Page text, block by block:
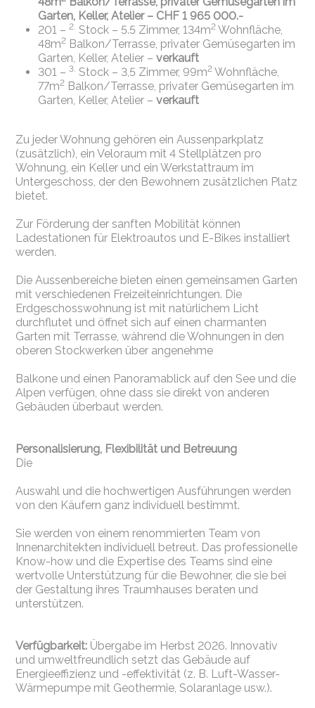
Garten, Keller, Atelier – CHF 1 965 000.-
201 –2. Stock – 5.5 Zimmer, 134m2 Wohnfläche,
48m2 Balkon/Terrasse, privater Gemüsegarten im
Garten, Keller, Atelier –verkauft
301 –3. Stock – 3,5 Zimmer, 99m2 Wohnfläche,
77m2 Balkon/Terrasse, privater Gemüsegarten im
Garten, Keller, Atelier –verkauft
Zu jeder Wohnung gehören ein Aussenparkplatz
(zusätzlich), ein Veloraum mit 4 Stellplätzen pro
Wohnung, ein Keller und ein Werkstattraum im
Untergeschoss, der den Bewohnern zusätzlichen Platz
bietet.
Zur Förderung der sanften Mobilität können
Ladestationen für Elektroautos und E-Bikes installiert
werden.
Die Aussenbereiche bieten einen gemeinsamen Garten
mit verschiedenen Freizeiteinrichtungen. Die
Erdgeschosswohnung ist mit natürlichem Licht
durchflutet und öffnet sich auf einen charmanten
Garten mit Terrasse, während die Wohnungen in den
oberen Stockwerken über angenehme
Balkone und einen Panoramablick auf den See und die
Alpen verfügen, ohne dass sie direkt von anderen
Gebäuden überbaut werden.
Personalisierung, Flexibilität und Betreuung
Die
Auswahl und die hochwertigen Ausführungen werden
von den Käufern ganz individuell bestimmt.
Sie werden von einem renommierten Team von
Innenarchitekten individuell betreut. Das professionelle
Know-how und die Expertise des Teams sind eine
wertvolle Unterstützung für die Bewohner, die sie bei
der Gestaltung ihres Traumhauses beraten und
unterstützen.
Verfügbarkeit: Übergabe im Herbst 2026. Innovativ
und umweltfreundlich setzt das Gebäude auf
Energieeffizienz und -effektivität (z. B. Luft-Wasser-
Wärmepumpe mit Geothermie, Solaranlage usw.).